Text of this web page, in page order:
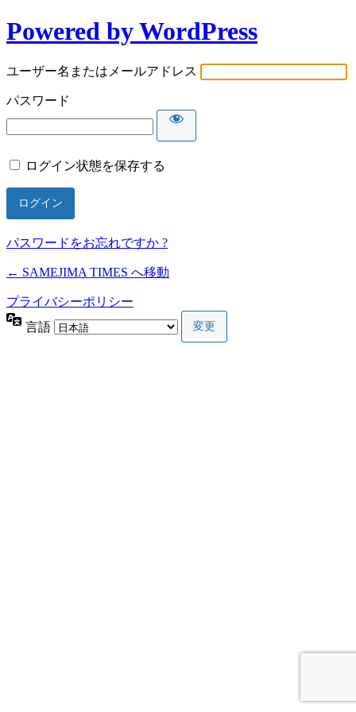
Powered by WordPress
ユーザー名またはメールアドレス
パスワード
ログイン状態を保存する
パスワードをお忘れですか ?
← SAMEJIMA TIMES へ移動
プライバシーポリシー
言語